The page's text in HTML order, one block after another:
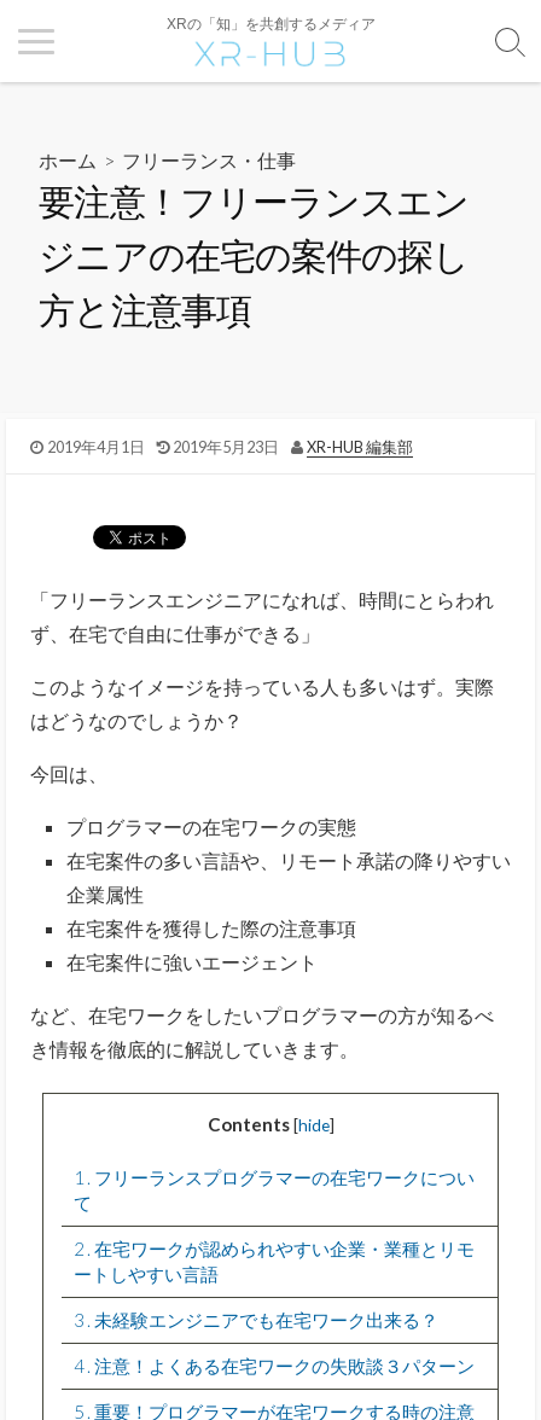
XRの「知」を共創するメディア
ホーム > フリーランス・仕事
要注意！フリーランスエン
ジニアの在宅の案件の探し
方と注意事項
2019年4月1日 2019年5月23日 XR-HUB 編集部
「フリーランスエンジニアになれば、時間にとらわれ
ず、在宅で自由に仕事ができる」
このようなイメージを持っている人も多いはず。実際
はどうなのでしょうか？
今回は、
プログラマーの在宅ワークの実態
在宅案件の多い言語や、リモート承諾の降りやすい
企業属性
在宅案件を獲得した際の注意事項
在宅案件に強いエージェント
など、在宅ワークをしたいプログラマーの方が知るべ
き情報を徹底的に解説していきます。
Contents [hide]
1
フリーランスプログラマーの在宅ワークについ
て
2 在宅ワークが認められやすい企業・業種とリモ
ートしやすい言語
3 未経験エンジニアでも在宅ワーク出来る？
4 注意！よくある在宅ワークの失敗談３パターン
5 重要！プログラマーが在宅ワークする時の注意